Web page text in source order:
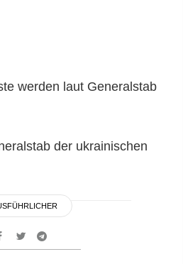
werden laut Generalstab
der ukrainischen